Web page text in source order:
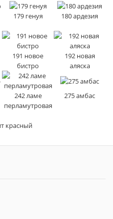
179 генуя 180 ардезия
191 новое
бистро
192 новая
аляска
242 ламе
перламутровая
275 амбас
красный